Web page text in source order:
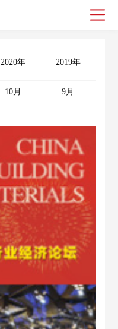
2020年 2019年
10月 9月